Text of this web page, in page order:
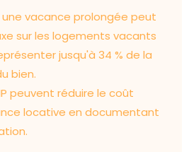
une vacance prolongée peut
sur les logements vacants
jusqu'à 34 % de la
bien.
peuvent réduire le coût
locative en documentant